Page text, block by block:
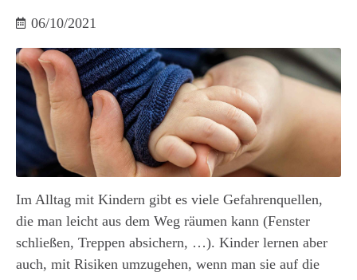
06/10/2021
Im Alltag mit Kindern gibt es viele Gefahrenquellen,
die man leicht aus dem Weg räumen kann (Fenster
schließen, Treppen absichern, …). Kinder lernen aber
auch, mit Risiken umzugehen, wenn man sie auf die